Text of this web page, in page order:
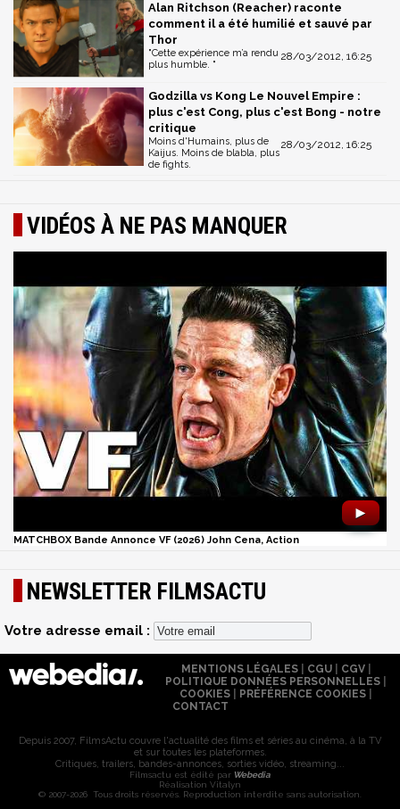
Alan Ritchson (Reacher) raconte
comment il a été humilié et sauvé par
Thor
28/03/2012, 16:25
"Cette expérience m’a rendu
plus humble. "
Godzilla vs Kong Le Nouvel Empire :
plus c'est Cong, plus c'est Bong - notre
critique
28/03/2012, 16:25
Moins d'Humains, plus de
Kaijus. Moins de blabla, plus
de fights.
VIDÉOS À NE PAS MANQUER
►
MATCHBOX Bande Annonce VF (2026) John Cena, Action
NEWSLETTER FILMSACTU
Votre adresse email :
MENTIONS LÉGALES| CGU| CGV|
POLITIQUE DONNÉES PERSONNELLES
COOKIES
PRÉFÉRENCE COOKIES
CONTACT
Depuis 2007, FilmsActu couvre l'actualité des films et séries au cinéma, à la TV
et sur toutes les plateformes.
Critiques, trailers, bandes-annonces, sorties vidéo, streaming...
Filmsactu est édité par Webedia
Réalisation Vitalyn
© 2007-2026 Tous droits réservés. Reproduction interdite sans autorisation.